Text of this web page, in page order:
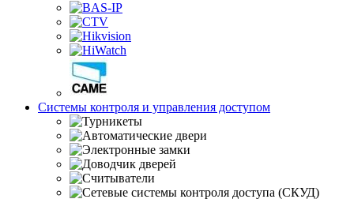
Системы контроля и управления доступом